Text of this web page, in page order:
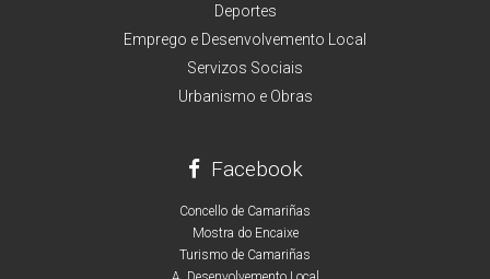
Deportes
Emprego e Desenvolvemento Local
Servizos Sociais
Urbanismo e Obras
Facebook
Concello de Camariñas
Mostra do Encaixe
Turismo de Camariñas